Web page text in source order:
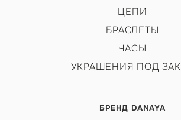
ЦЕПИ
БРАСЛЕТЫ
ЧАСЫ
УКРАШЕНИЯ ПОД
БРЕНД DANAYA